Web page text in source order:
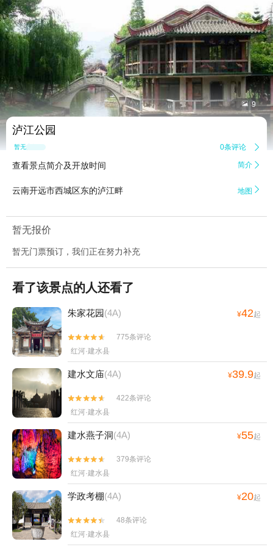
 9
泸江公园
暂无点评 0条评论 
查看景点简介及开放时间 简介 
云南开远市西城区东的泸江畔 地图 
暂无报价
暂无门票预订，我们正在努力补充
看了该景点的人还看了
朱家花园(4A) ¥42起


775条评论
红河·建水县
建水文庙(4A) ¥39.9起


422条评论
红河·建水县
建水燕子洞(4A) ¥55起


379条评论
红河·建水县
学政考棚(4A) ¥20起


48条评论
红河·建水县
